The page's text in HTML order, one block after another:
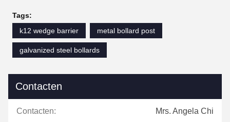
Tags:
k12 wedge barrier
metal bollard post
galvanized steel bollards
Contacten
Contacten: Mrs. Angela Chi